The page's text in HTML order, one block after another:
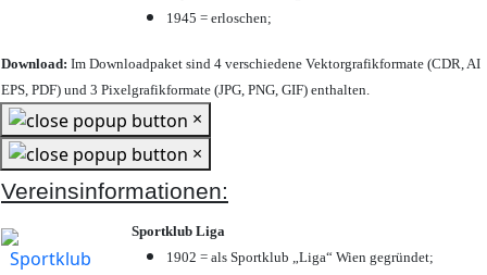
1945 = erloschen;
Download: Im Downloadpaket sind 4 verschiedene Vektorgrafikformate (CDR, AI
EPS, PDF) und 3 Pixelgrafikformate (JPG, PNG, GIF) enthalten.
×
×
Vereinsinformationen:
Sportklub Liga
1902 = als Sportklub „Liga“ Wien gegründet;